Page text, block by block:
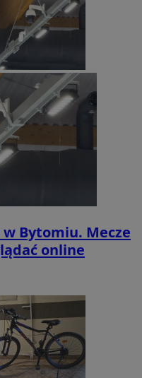
Bytomiu. Mecze
online